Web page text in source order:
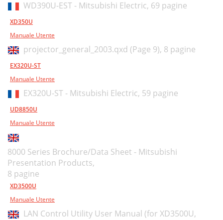
WD390U-EST - Mitsubishi Electric, 69 pagine
XD350U
Manuale Utente
projector_general_2003.qxd (Page 9), 8 pagine
EX320U-ST
Manuale Utente
EX320U-ST - Mitsubishi Electric, 59 pagine
UD8850U
Manuale Utente
8000 Series Brochure/Data Sheet - Mitsubishi
Presentation Products,
8 pagine
XD3500U
Manuale Utente
LAN Control Utility User Manual (for XD3500U,